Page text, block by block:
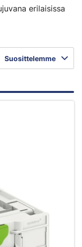
erilaisissa
Suosittelemme